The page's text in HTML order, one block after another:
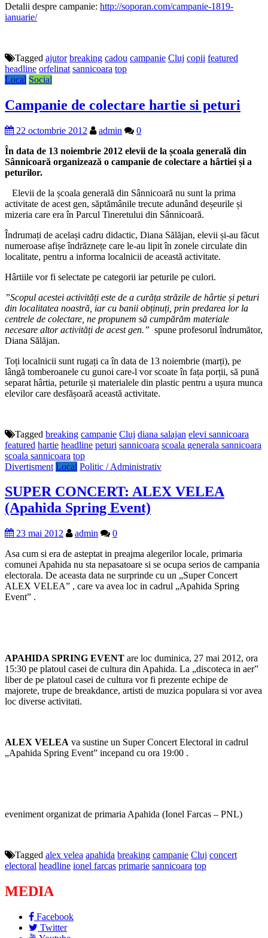
Detalii despre campanie: http://soporan.com/campanie-1819-
ianuarie/
Tagged ajutor breaking cadou campanie Cluj copii featured
headline orfelinat sannicoara top
Local Social
Campanie de colectare hartie si peturi
22 octombrie 2012 admin
0
În data de 13 noiembrie 2012 elevii de la școala generală din
Sânnicoară organizează o campanie de colectare a hârtiei și a
peturilor.
Elevii de la școala generală din Sânnicoară nu sunt la prima
activitate de acest gen, săptămânile trecute adunând deșeurile și
mizeria care era în Parcul Tineretului din Sânnicoară.
Îndrumați de același cadru didactic, Diana Sălăjan, elevii și-au făcut
numeroase afișe îndrăznețe care le-au lipit în zonele circulate din
localitate, pentru a informa localnicii de această activitate.
Hârtiile vor fi selectate pe categorii iar peturile pe culori.
”Scopul acestei activități este de a curăța străzile de hârtie și peturi
din localitatea noastră, iar cu banii obținuți, prin predarea lor la
centrele de colectare, ne propunem să cumpărăm materiale
necesare altor activități de acest gen.” spune profesorul îndrumător,
Diana Sălăjan.
Toți localnicii sunt rugați ca în data de 13 noiembrie (marți), pe
lângă tomberoanele cu gunoi care-l vor scoate în fața porții, să pună
separat hârtia, peturile și materialele din plastic pentru a ușura munca
elevilor care desfășoară această activitate.
Tagged breaking campanie Cluj diana salajan elevi sannicoara
featured hartie headline peturi sannicoara scoala generala sannicoara
scoala sannicoara top
Divertisment Local Politic / Administrativ
SUPER CONCERT: ALEX VELEA
(Apahida Spring Event)
23 mai 2012 admin
0
Asa cum si era de asteptat in preajma alegerilor locale, primaria
comunei Apahida nu sta nepasatoare si se ocupa serios de campania
electorala. De aceasta data ne surprinde cu un „Super Concert
ALEX VELEA” , care va avea loc in cadrul „Apahida Spring
Event” .
APAHIDA SPRING EVENT are loc duminica, 27 mai 2012, ora
15:30 pe platoul casei de cultura din Apahida. La „discoteca in aer”
liber de pe platoul casei de cultura vor fi prezente echipe de
majorete, trupe de breakdance, artisti de muzica populara si vor avea
loc diverse activitati.
ALEX VELEA va sustine un Super Concert Electoral in cadrul
„Apahida Spring Event” incepand cu ora 19:00 .
eveniment organizat de primaria Apahida (Ionel Farcas – PNL)
Tagged alex velea apahida breaking campanie Cluj concert
electoral headline ionel farcas primarie sannicoara top
MEDIA
Facebook
Twitter